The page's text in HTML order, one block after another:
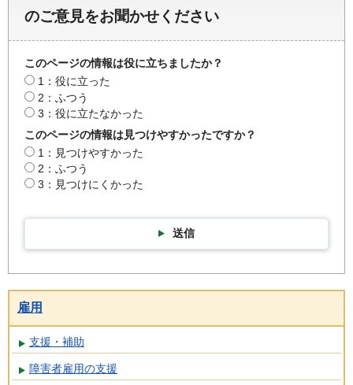
のご意見をお聞かせください
このページの情報は役に立ちましたか？
1：役に立った
2：ふつう
3：役に立たなかった
このページの情報は見つけやすかったですか？
1：見つけやすかった
2：ふつう
3：見つけにくかった
送信
雇用
支援・補助
障害者雇用の支援